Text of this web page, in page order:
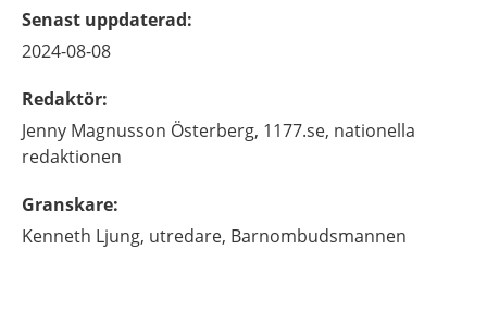
Senast uppdaterad:
2024-08-08
Redaktör:
Jenny Magnusson Österberg, 1177.se, nationella
redaktionen
Granskare:
Kenneth Ljung, utredare, Barnombudsmannen